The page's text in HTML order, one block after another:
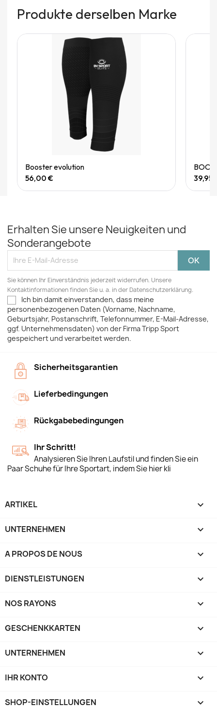
Produkte derselben Marke
Quick View
Booster evolution
56,00 €
39,95
Erhalten Sie unsere Neuigkeiten und
Sonderangebote
Sie können Ihr Einverständnis jederzeit widerrufen. Unsere
Kontaktinformationen finden Sie u. a. in der Datenschutzerklärung.
Ich bin damit einverstanden, dass meine
personenbezogenen Daten (Vorname, Nachname,
Geburtsjahr, Postanschrift, Telefonnummer, E-Mail-Adresse,
ggf. Unternehmensdaten) von der Firma Tripp Sport
gespeichert und verarbeitet werden.
Sicherheitsgarantien
Lieferbedingungen
Rückgabebedingungen
Ihr Schritt!
Analysieren Sie Ihren Laufstil und finden Sie ein
Paar Schuhe für Ihre Sportart, indem Sie hier kli
ARTIKEL 
UNTERNEHMEN 
A PROPOS DE NOUS 
DIENSTLEISTUNGEN 
NOS RAYONS 
GESCHENKKARTEN 
UNTERNEHMEN 
IHR KONTO 
SHOP-EINSTELLUNGEN keyboard_arrow_down